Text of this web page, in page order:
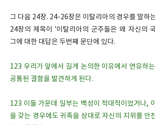
그 다음 24장. 24-26장은 이탈리아의 경우를 말하
24장의 제목이 '이탈리아의 군주들은 왜 자신의
그에 대한 대답은 두번째 문단에 있다.
123 우리가 앞에서 길게 논의한 이유에서 연유하
공통된 결함을 발견하게 된다.
123 이들 가운데 일부는 백성이 적대적이었거나,
을 갖는 경우에도 귀족을 상대로 자신의 지위를 안